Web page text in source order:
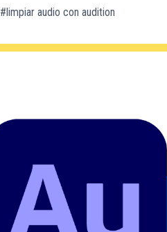
#limpiar audio con audition